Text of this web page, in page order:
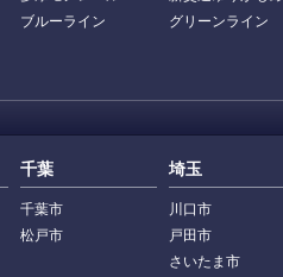
ブルーライン
グリーンライン
千葉
千葉市
松戸市
埼玉
川口市
戸田市
さいたま市